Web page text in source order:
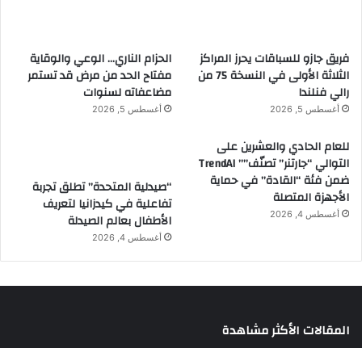
فريق جازو للسباقات يحرز المراكز
الثلاثة الأولى في النسخة 75 من
رالي فنلندا
أغسطس 5, 2026
الحزام الناري… الوعي والوقاية
مفتاح الحد من مرض قد تستمر
مضاعفاته لسنوات
أغسطس 5, 2026
للعام الحادي والعشرين على
التوالي “جارتنر” تصنّف”” TrendAI
ضمن فئة “القادة” في حماية
الأجهزة المتصلة
أغسطس 4, 2026
“صيدلية المتحدة” تطلق تجربة
تفاعلية في كيدزانيا لتعريف
الأطفال بعالم الصيدلة
أغسطس 4, 2026
المقالات الأكثر مشاهدة